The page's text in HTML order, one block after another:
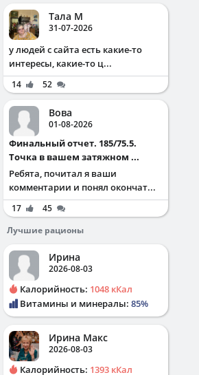
Тала М
31-07-2026
у людей с сайта есть какие-то
интересы, какие-то ц...
14 52
Вова
01-08-2026
Финальный отчет. 185/75.5.
Точка в вашем затяжном ...
Ребята, почитал я ваши
комментарии и понял окончат...
17
45
Лучшие рационы
Ирина
2026-08-03
Калорийность: 1048 кКал
Витамины и минералы: 85%
Ирина Макс
2026-08-03
Калорийность: 1393 кКал